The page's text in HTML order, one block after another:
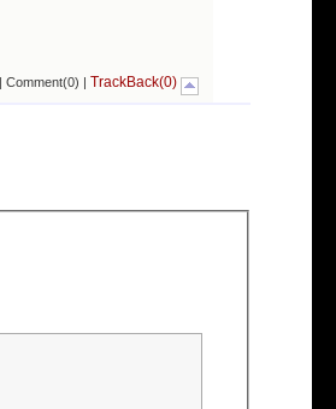
Comment(0) TrackBack(0)